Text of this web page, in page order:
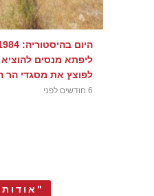
ליפתא מנסים
לפוצץ את מסגדי הר
6 חודשים לפני